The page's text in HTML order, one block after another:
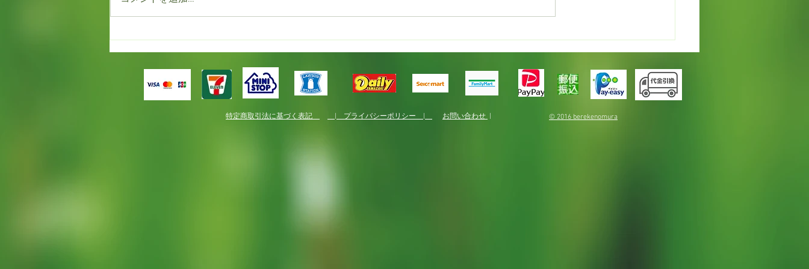
くり
特定商取引法に基づく表記 | プライバシーポリシー | © 2016 berekenomura
お問い合わせ